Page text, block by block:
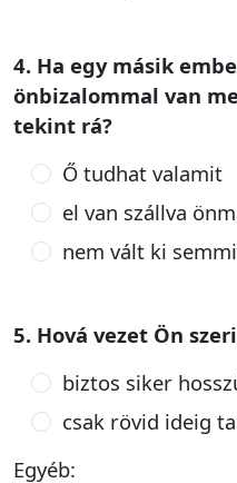
4. Ha egy másik
önbizalommal van
tekint rá?
Ő tudhat valamit
el van szállva
nem vált ki
5. Hová vezet Ön
biztos siker
csak rövid ideig
Egyéb: